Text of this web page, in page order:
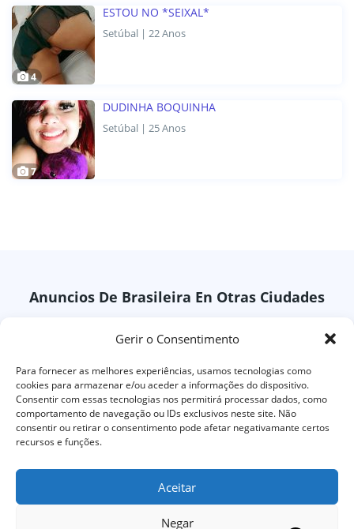
Gerir o Consentimento
Para fornecer as melhores experiências, usamos tecnologias como
cookies para armazenar e/ou aceder a informações do dispositivo.
Consentir com essas tecnologias nos permitirá processar dados, como
comportamento de navegação ou IDs exclusivos neste site. Não
consentir ou retirar o consentimento pode afetar negativamante certos
recursos e funções.
Aceitar
Negar
4
ESTOU NO *SEIXAL*
Setúbal | 22 Anos
7
DUDINHA BOQUINHA
Setúbal | 25 Anos
Anuncios De Brasileira En Otras Ciudades
Coimbra
Lisboa
Todos os direitos reservados © 2024 - Tablago
Termos E Condições
Ajuda
Privacidade